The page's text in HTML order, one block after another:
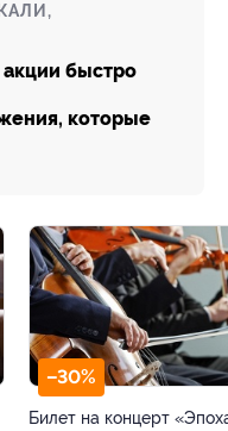
быстро
которые
–30%
Билет на концерт